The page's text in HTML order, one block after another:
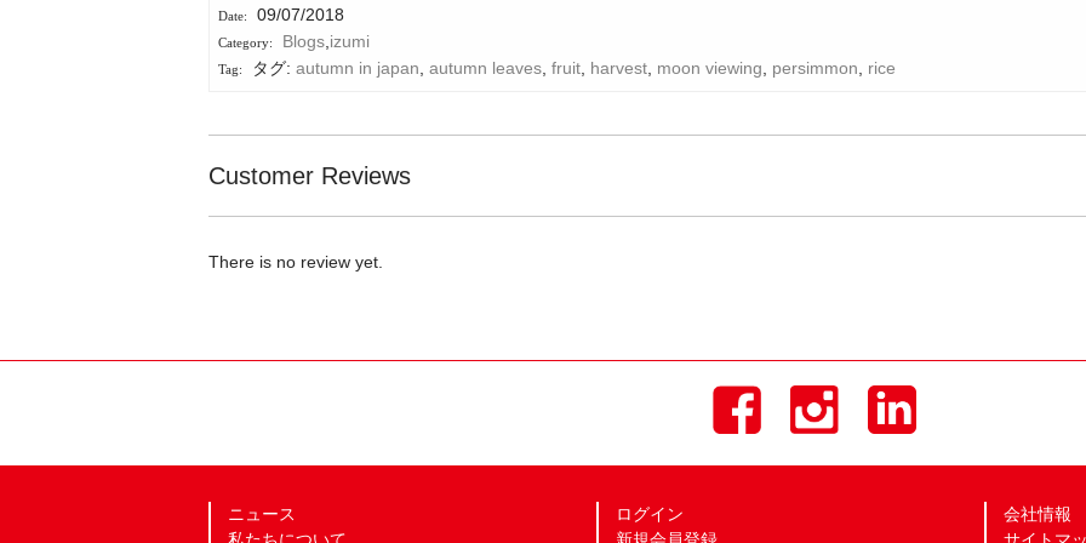
09/07/2018
Blogs, izumi
タグ: autumn in japan autumn leaves, fruit, harvest, moon viewing persimmon rice
Customer Reviews
There is no review yet.
ニュース
私たちについて
ログイン
新規会員登録
会社情報
サイトマ